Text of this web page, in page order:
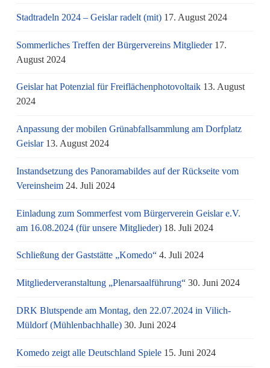
Stadtradeln 2024 – Geislar radelt (mit) 17. August 2024
Sommerliches Treffen der Bürgervereins Mitglieder 17.
August 2024
Geislar hat Potenzial für Freiflächenphotovoltaik 13. August
2024
Anpassung der mobilen Grünabfallsammlung am Dorfplatz
Geislar 13. August 2024
Instandsetzung des Panoramabildes auf der Rückseite vom
Vereinsheim 24. Juli 2024
Einladung zum Sommerfest vom Bürgerverein Geislar e.V.
am 16.08.2024 (für unsere Mitglieder) 18. Juli 2024
Schließung der Gaststätte „Komedo“ 4. Juli 2024
Mitgliederveranstaltung „Plenarsaalführung“ 30. Juni 2024
DRK Blutspende am Montag, den 22.07.2024 in Vilich-
Müldorf (Mühlenbachhalle) 30. Juni 2024
Komedo zeigt alle Deutschland Spiele 15. Juni 2024